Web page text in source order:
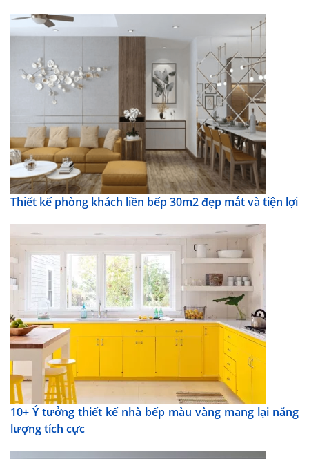
Thiết kế phòng khách liền bếp 30m2 đẹp mắt và tiện lợi
10+ Ý tưởng thiết kế nhà bếp màu vàng mang lại năng
lượng tích cực